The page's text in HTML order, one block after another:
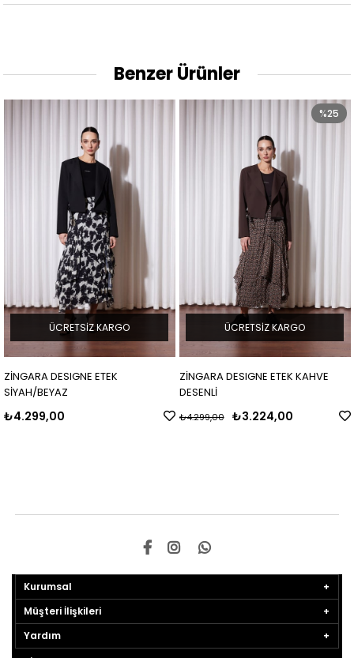
Benzer Ürünler
ZİNGARA DESIGNE ETEK
SİYAH/BEYAZ
₺4.299,00
ÜCRETSIZ KARGO
ZİNGARA DESIGNE ETEK KAHVE
DESENLİ
₺3.224,00
₺4.299,00
%25
ÜCRETSIZ KARGO
Kurumsal
Müşteri İlişkileri
Yardım